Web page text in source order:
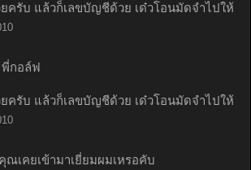
ครับ แล้วก็เลขบัญชีด้วย เด๋วโอนมัดจำไปให้
พี่กอล์ฟ
ครับ แล้วก็เลขบัญชีด้วย เด๋วโอนมัดจำไปให้
คุณเคยเข้ามาเยี่ยมผมเหรอคับ